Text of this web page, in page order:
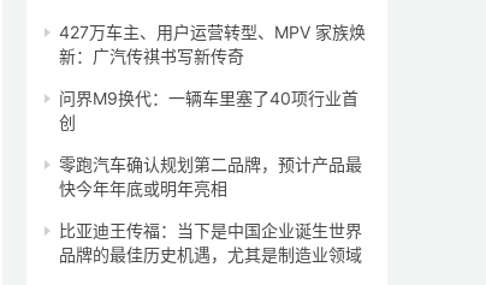
427万车主、用户运营转型、MPV 家族焕
新：广汽传祺书写新传奇
问界M9换代：一辆车里塞了40项行业首
创
零跑汽车确认规划第二品牌，预计产品最
快今年年底或明年亮相
比亚迪王传福：当下是中国企业诞生世界
品牌的最佳历史机遇，尤其是制造业领域